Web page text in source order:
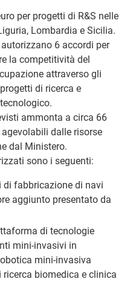
per progetti di R&S nelle
Lombardia e Sicilia.
6 accordi per
la competitività del
attraverso gli
di ricerca e
ammonta a circa 66
dalle risorse
dal Ministero.
sono i seguenti:
di fabbricazione di navi
aggiunto presentato da
di tecnologie
mini-invasivi in
mini-invasiva
ricerca biomedica e clinica